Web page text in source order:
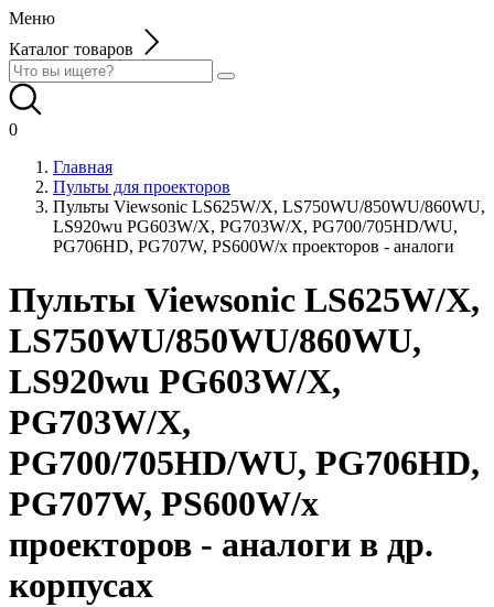
Меню
Каталог товаров
0
Главная
Пульты для проекторов
Пульты Viewsonic LS625W/X, LS750WU/850WU/860WU,
LS920wu PG603W/X, PG703W/X, PG700/705HD/WU,
PG706HD, PG707W, PS600W/x проекторов - аналоги
Пульты Viewsonic LS625W/X,
LS750WU/850WU/860WU,
LS920wu PG603W/X,
PG703W/X,
PG700/705HD/WU, PG706HD,
PG707W, PS600W/x
проекторов - аналоги в др.
корпусах